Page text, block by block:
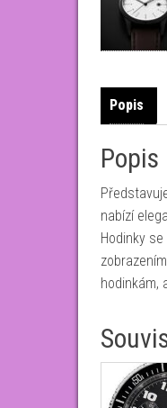
Popis
Popis
nabízí
Hodinky
hodinkám,